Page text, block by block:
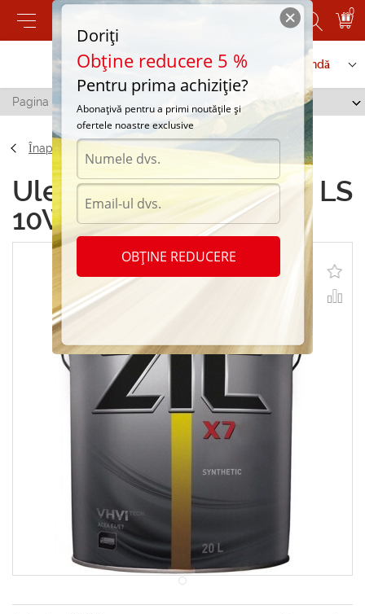
0
Contactați-ne Serviciu de comandă
Pagina principală
Înapoi
Uleiuri sintetice Zic X7 LS
10W-40 20L
Doriți
Obține reducere 5 %
Pentru prima achiziție?
Abonațivă pentru a primi noutățile și
ofertele noastre exclusive
OBȚINE REDUCERE